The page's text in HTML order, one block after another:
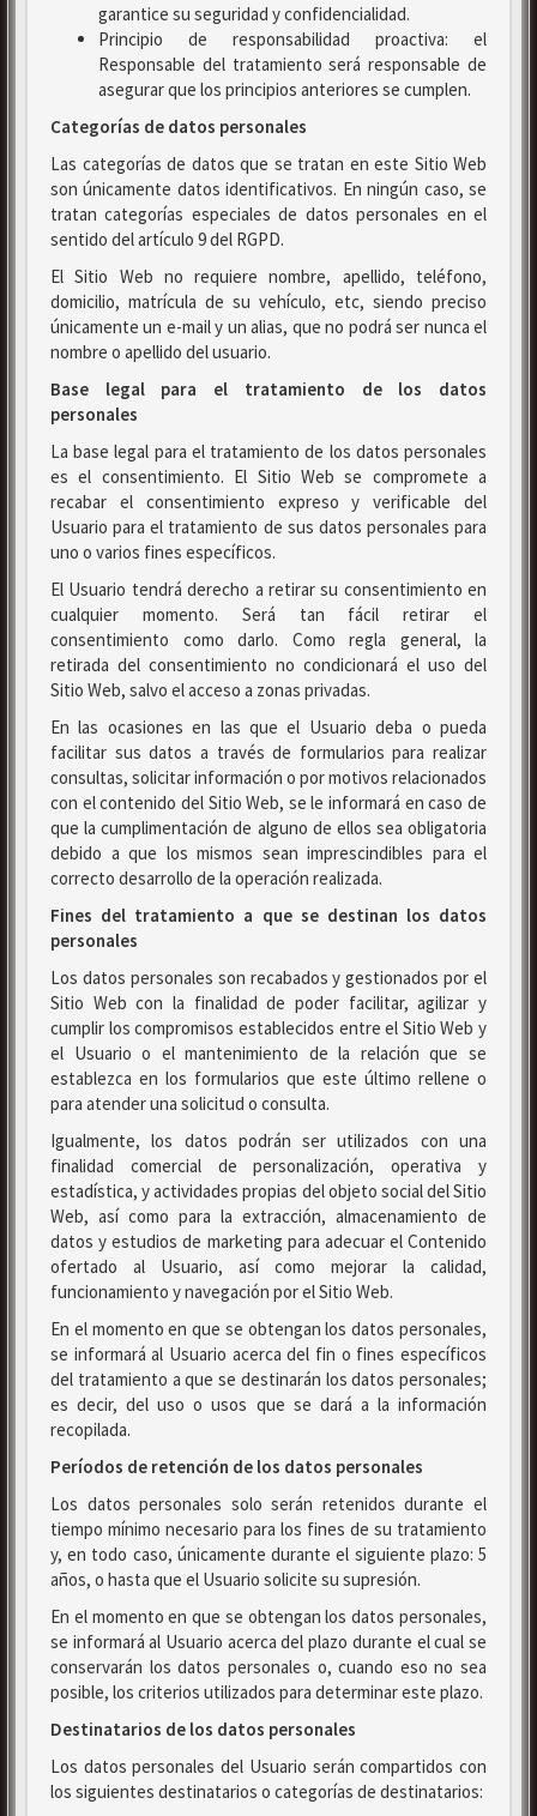
garantice su seguridad y confidencialidad.
Principio de responsabilidad proactiva: el
Responsable del tratamiento será responsable de
asegurar que los principios anteriores se cumplen.
Categorías de datos personales
Las categorías de datos que se tratan en este Sitio Web
son únicamente datos identificativos. En ningún caso, se
tratan categorías especiales de datos personales en el
sentido del artículo 9 del RGPD.
El Sitio Web no requiere nombre, apellido, teléfono,
domicilio, matrícula de su vehículo, etc, siendo preciso
únicamente un e-mail y un alias, que no podrá ser nunca el
nombre o apellido del usuario.
Base legal para el tratamiento de los datos
personales
La base legal para el tratamiento de los datos personales
es el consentimiento. El Sitio Web se compromete a
recabar el consentimiento expreso y verificable del
Usuario para el tratamiento de sus datos personales para
uno o varios fines específicos.
El Usuario tendrá derecho a retirar su consentimiento en
cualquier momento. Será tan fácil retirar el
consentimiento como darlo. Como regla general, la
retirada del consentimiento no condicionará el uso del
Sitio Web, salvo el acceso a zonas privadas.
En las ocasiones en las que el Usuario deba o pueda
facilitar sus datos a través de formularios para realizar
consultas, solicitar información o por motivos relacionados
con el contenido del Sitio Web, se le informará en caso de
que la cumplimentación de alguno de ellos sea obligatoria
debido a que los mismos sean imprescindibles para el
correcto desarrollo de la operación realizada.
Fines del tratamiento a que se destinan los datos
personales
Los datos personales son recabados y gestionados por el
Sitio Web con la finalidad de poder facilitar, agilizar y
cumplir los compromisos establecidos entre el Sitio Web y
el Usuario o el mantenimiento de la relación que se
establezca en los formularios que este último rellene o
para atender una solicitud o consulta.
Igualmente, los datos podrán ser utilizados con una
finalidad comercial de personalización, operativa y
estadística, y actividades propias del objeto social del Sitio
Web, así como para la extracción, almacenamiento de
datos y estudios de marketing para adecuar el Contenido
ofertado al Usuario, así como mejorar la calidad,
funcionamiento y navegación por el Sitio Web.
En el momento en que se obtengan los datos personales,
se informará al Usuario acerca del fin o fines específicos
del tratamiento a que se destinarán los datos personales;
es decir, del uso o usos que se dará a la información
recopilada.
Períodos de retención de los datos personales
Los datos personales solo serán retenidos durante el
tiempo mínimo necesario para los fines de su tratamiento
y, en todo caso, únicamente durante el siguiente plazo: 5
años, o hasta que el Usuario solicite su supresión.
En el momento en que se obtengan los datos personales,
se informará al Usuario acerca del plazo durante el cual se
conservarán los datos personales o, cuando eso no sea
posible, los criterios utilizados para determinar este plazo.
Destinatarios de los datos personales
Los datos personales del Usuario serán compartidos con
los siguientes destinatarios o categorías de destinatarios: